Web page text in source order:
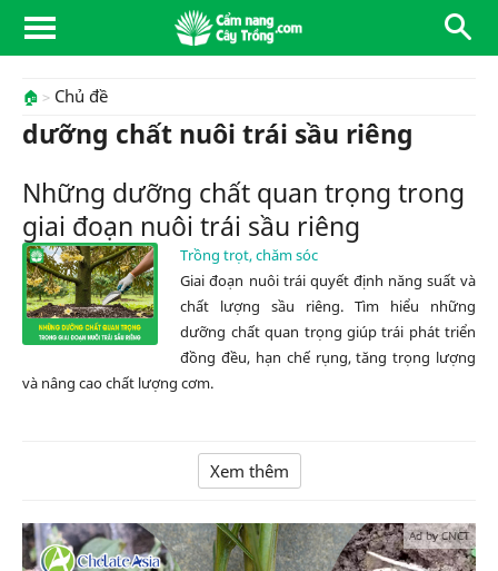
🏠 Chủ đề
dưỡng chất nuôi trái sầu riêng
Những dưỡng chất quan trọng trong
giai đoạn nuôi trái sầu riêng
Trồng trọt, chăm sóc
Giai đoạn nuôi trái quyết định năng suất và
chất lượng sầu riêng. Tìm hiểu những
dưỡng chất quan trọng giúp trái phát triển
đồng đều, hạn chế rụng, tăng trọng lượng
và nâng cao chất lượng cơm.
Xem thêm
Ad by CNCT